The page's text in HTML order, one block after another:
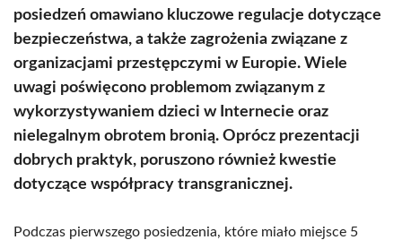
posiedzeń omawiano kluczowe regulacje dotyczące
bezpieczeństwa, a także zagrożenia związane z
organizacjami przestępczymi w Europie. Wiele
uwagi poświęcono problemom związanym z
wykorzystywaniem dzieci w Internecie oraz
nielegalnym obrotem bronią. Oprócz prezentacji
dobrych praktyk, poruszono również kwestie
dotyczące współpracy transgranicznej.
Podczas pierwszego posiedzenia, które miało miejsce 5